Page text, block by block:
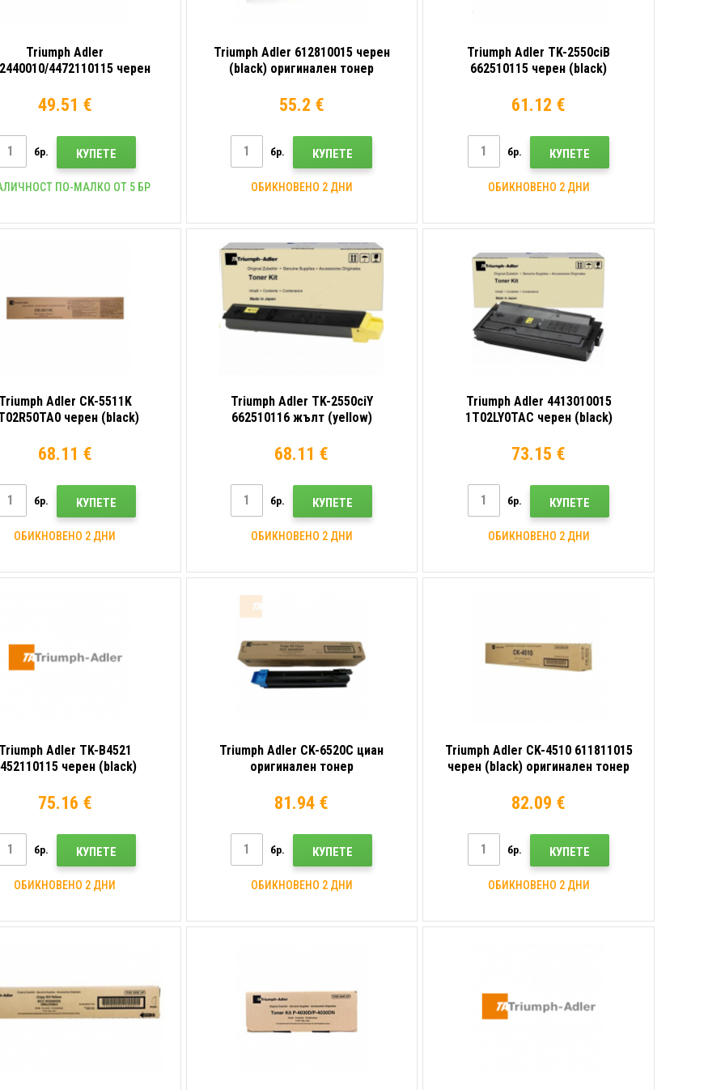
Triumph Adler
4472110115 черен
49.51 €
бр. КУПЕТЕ
ПО-МАЛКО ОТ 5 БР
Triumph Adler 612810015 черен
(black) оригинален тонер
55.2 €
бр. КУПЕТЕ
ОБИКНОВЕНО 2 ДНИ
Triumph Adler TK-2550ciB
662510115 черен (black)
61.12 €
бр. КУПЕТЕ
ОБИКНОВЕНО 2 ДНИ
Adler CK-5511K
черен (black)
68.11 €
бр. КУПЕТЕ
ОБИКНОВЕНО 2 ДНИ
Triumph Adler TK-2550ciY
662510116 жълт (yellow)
68.11 €
бр. КУПЕТЕ
ОБИКНОВЕНО 2 ДНИ
Triumph Adler 4413010015
1T02LY0TAC черен (black)
73.15 €
бр. КУПЕТЕ
ОБИКНОВЕНО 2 ДНИ
Adler TK-B4521
черен (black)
75.16 €
бр. КУПЕТЕ
ОБИКНОВЕНО 2 ДНИ
Triumph Adler CK-6520C циан
оригинален тонер
81.94 €
бр. КУПЕТЕ
ОБИКНОВЕНО 2 ДНИ
Triumph Adler CK-4510 611811015
черен (black) оригинален тонер
82.09 €
бр. КУПЕТЕ
ОБИКНОВЕНО 2 ДНИ